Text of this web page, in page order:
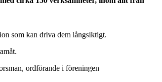
som kan driva dem långsiktigt.
ordförande i föreningen